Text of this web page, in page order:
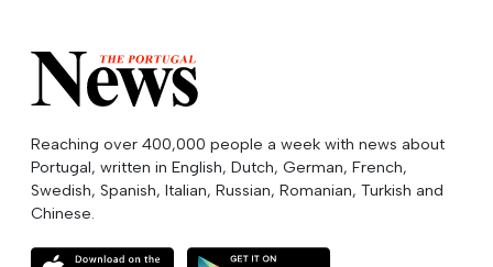
Reaching over 400,000 people a week with news about
Portugal, written in English, Dutch, German, French,
Swedish, Spanish, Italian, Russian, Romanian, Turkish and
Chinese.